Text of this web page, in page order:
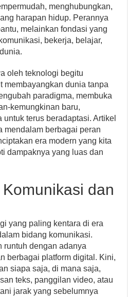
menghubungkan,
harapan hidup. Perannya
melainkan fondasi yang
bekerja, belajar,
oleh teknologi begitu
membayangkan dunia tanpa
paradigma, membuka
kemungkinan baru,
terus beradaptasi. Artikel
mendalam berbagai peran
era modern yang kita
dampaknya yang luas dan
dan
yang paling kentara di era
bidang komunikasi.
runtuh dengan adanya
berbagai platform digital. Kini,
siapa saja, di mana saja,
teks, panggilan video, atau
jarak yang sebelumnya